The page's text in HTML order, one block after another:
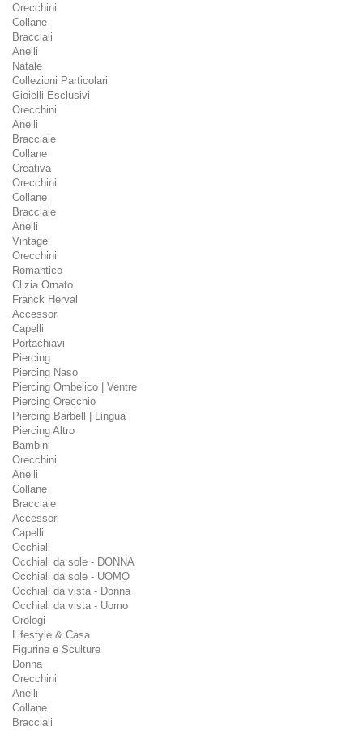
Orecchini
Collane
Bracciali
Anelli
Natale
Collezioni Particolari
Gioielli Esclusivi
Orecchini
Anelli
Bracciale
Collane
Creativa
Orecchini
Collane
Bracciale
Anelli
Vintage
Orecchini
Romantico
Clizia Ornato
Franck Herval
Accessori
Capelli
Portachiavi
Piercing
Piercing Naso
Piercing Ombelico | Ventre
Piercing Orecchio
Piercing Barbell | Lingua
Piercing Altro
Bambini
Orecchini
Anelli
Collane
Bracciale
Accessori
Capelli
Occhiali
Occhiali da sole - DONNA
Occhiali da sole - UOMO
Occhiali da vista - Donna
Occhiali da vista - Uomo
Orologi
Lifestyle & Casa
Figurine e Sculture
Donna
Orecchini
Anelli
Collane
Bracciali